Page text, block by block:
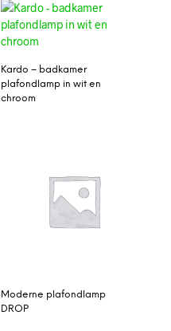
Kardo – badkamer
plafondlamp in wit en
chroom
Moderne plafondlamp
DROP